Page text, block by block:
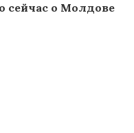
сейчас о Молдове